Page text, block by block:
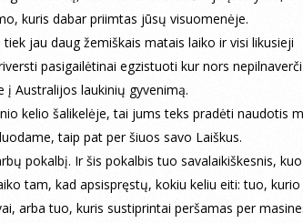
kuris dabar priimtas jūsų visuomenėje.
jau daug žemiškais matais laiko ir visi likusieji
pasigailėtinai egzistuoti kur nors
Australijos laukinių gyvenimą.
kelio šalikelėje, tai jums teks pradėti naudotis
taip pat per šiuos savo Laiškus.
pokalbį. Ir šis pokalbis tuo savalaikiškesnis, kuo
tam, kad apsispręstų, kokiu keliu eiti: tuo, kurio
arba tuo, kuris sustiprintai peršamas per